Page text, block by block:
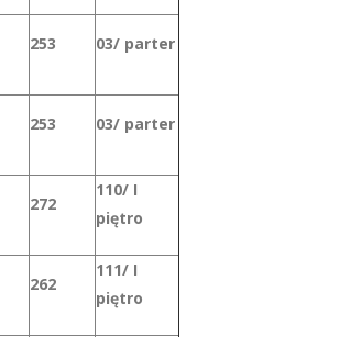
253 03/ parter
253 03/ parter
272
110/ I
piętro
262
111/ I
piętro